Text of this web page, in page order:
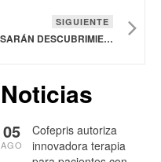
SIGUIENTE
INSILICO MEDICINE Y TAKEDA IMPULSARÁN DESCUBRIMIENTO DE FÁRMACOS MEDIANTE INTELIGENCIA ARTIFICIAL
Noticias
Cofepris autoriza
innovadora terapia
05
AGO